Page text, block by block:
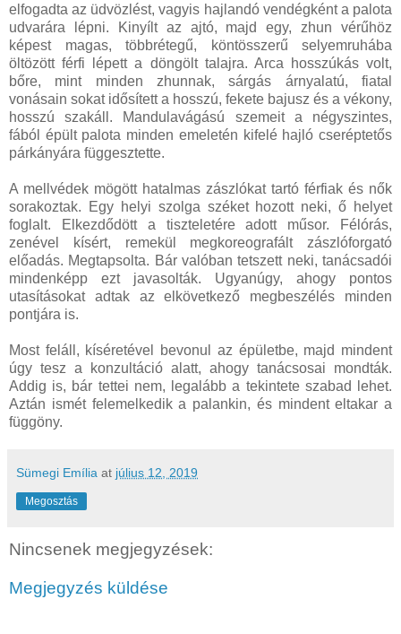
elfogadta az üdvözlést, vagyis hajlandó vendégként a palota
udvarára lépni. Kinyílt az ajtó, majd egy, zhun vérűhöz
képest magas, többrétegű, köntösszerű selyemruhába
öltözött férfi lépett a döngölt talajra. Arca hosszúkás volt,
bőre, mint minden zhunnak, sárgás árnyalatú, fiatal
vonásain sokat idősített a hosszú, fekete bajusz és a vékony,
hosszú szakáll. Mandulavágású szemeit a négyszintes,
fából épült palota minden emeletén kifelé hajló cseréptetős
párkányára függesztette.
A mellvédek mögött hatalmas zászlókat tartó férfiak és nők
sorakoztak. Egy helyi szolga széket hozott neki, ő helyet
foglalt. Elkezdődött a tiszteletére adott műsor. Félórás,
zenével kísért, remekül megkoreografált zászlóforgató
előadás. Megtapsolta. Bár valóban tetszett neki, tanácsadói
mindenképp ezt javasolták. Ugyanúgy, ahogy pontos
utasításokat adtak az elkövetkező megbeszélés minden
pontjára is.
Most feláll, kíséretével bevonul az épületbe, majd mindent
úgy tesz a konzultáció alatt, ahogy tanácsosai mondták.
Addig is, bár tettei nem, legalább a tekintete szabad lehet.
Aztán ismét felemelkedik a palankin, és mindent eltakar a
függöny.
Sümegi Emília at július 12, 2019
Megosztás
Nincsenek megjegyzések:
Megjegyzés küldése